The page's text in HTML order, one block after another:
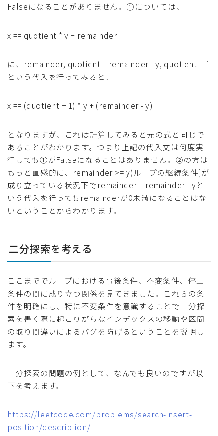
Falseになることがありません。①については、
x == quotient * y + remainder
に、remainder, quotient = remainder - y, quotient + 1
という代入を行ってみると、
x == (quotient + 1) * y + (remainder - y)
となりますが、これは計算してみると元の式と同じで
あることがわかります。つまり上記の代入文は何度実
行しても①がFalseになることはありません。②の方は
もっと直感的に、remainder >= y(ループの継続条件)が
成り立っている状況下でremainder = remainder - yと
いう代入を行ってもremainderが0未満になることはな
いということからわかります。
二分探索を考える
ここまででループにおける事後条件、不変条件、停止
条件の間に成り立つ関係を見てきました。これらの条
件を明確にし、特に不変条件を意識することで二分探
索を書く際に起こりがちなインデックスの移動や区間
の取り間違いによるバグを防げるということを説明し
ます。
二分探索の問題の例として、なんでも良いのですが以
下を考えます。
https://leetcode.com/problems/search-insert-
position/description/